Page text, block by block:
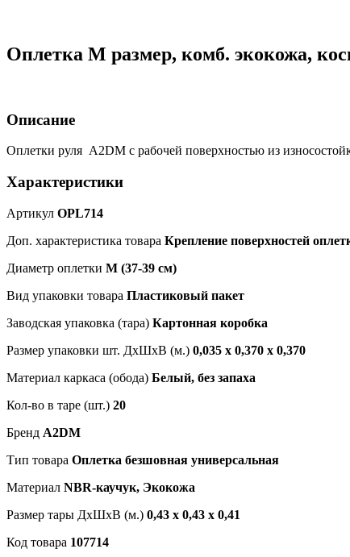
Оплетка М размер, комб. экокожа,
Описание
Оплетки руля A2DM с рабочей поверхностью из
Характеристики
Артикул OPL714
Доп. характеристика товара Крепление поверхностей
Диаметр оплетки M (37-39 см)
Вид упаковки товара Пластиковый пакет
Заводская упаковка (тара) Картонная коробка
Размер упаковки шт. ДхШхВ (м.) 0,035 х 0,370 х 0,370
Материал каркаса (обода) Белый, без запаха
Кол-во в таре (шт.) 20
Бренд A2DM
Тип товара Оплетка безшовная универсальная
Материал NBR-каучук, Экокожа
Размер тары ДхШхВ (м.) 0,43 х 0,43 х 0,41
Код товара 107714